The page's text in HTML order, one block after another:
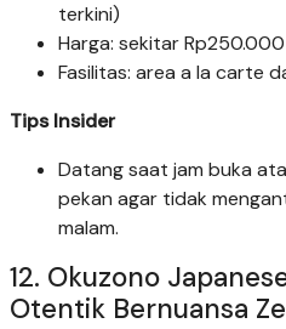
terkini)
Harga: sekitar
Fasilitas: area a la carte
Tips Insider
Datang saat jam buka
pekan agar tidak
malam.
12. Okuzono
Otentik Bernuansa